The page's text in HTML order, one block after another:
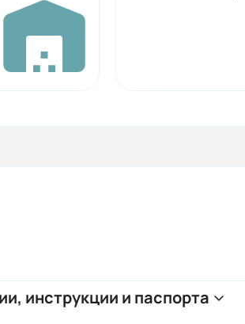
инструкции и паспорта